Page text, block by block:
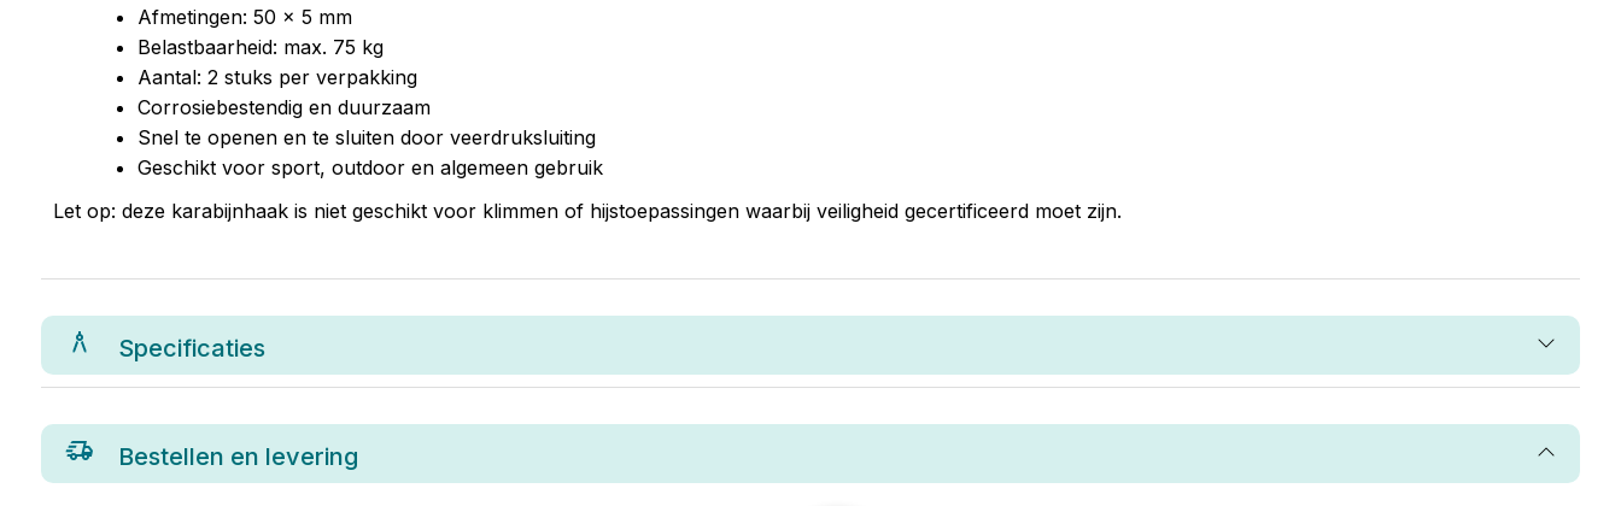
Afmetingen: 50 x 5 mm
Belastbaarheid: max. 75 kg
Aantal: 2 stuks per verpakking
Corrosiebestendig en duurzaam
Snel te openen en te sluiten door veerdruksluiting
Geschikt voor sport, outdoor en algemeen gebruik
Let op: deze karabijnhaak is niet geschikt voor klimmen of hijstoepassingen waarbij veiligheid gecertificeerd moet zijn.
Specificaties
Bestellen en levering